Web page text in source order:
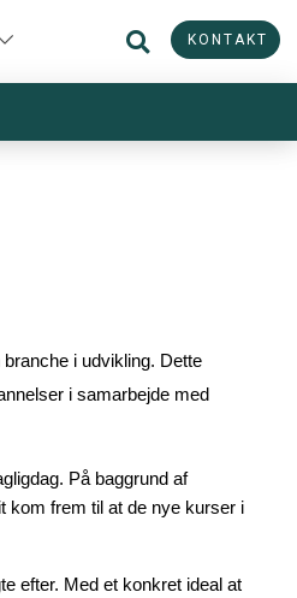
KONTAKT
i udvikling. Dette
i samarbejde med
På baggrund af
kom frem til at de nye kurser i
efter. Med et konkret ideal at